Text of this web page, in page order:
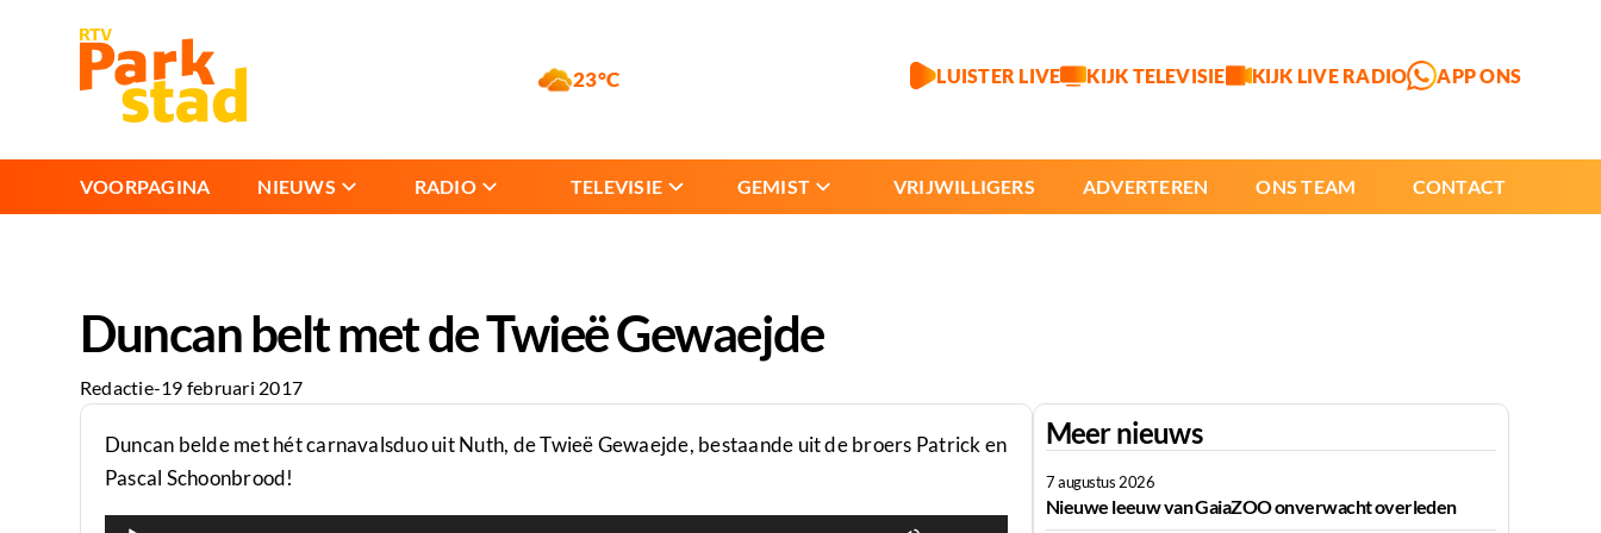
23°C LUISTER LIVE KIJK TELEVISIE KIJK LIVE RADIO APP ONS
VOORPAGINA NIEUWS RADIO TELEVISIE GEMIST VRIJWILLIGERS ADVERTEREN ONS TEAM CONTACT
Duncan belt met de Twieë Gewaejde
Redactie-19 februari 2017
Duncan belde met hét carnavalsduo uit Nuth, de Twieë Gewaejde, bestaande uit de broers Patrick en
Pascal Schoonbrood!
Meer nieuws
7 augustus 2026
Nieuwe leeuw van GaiaZOO onverwacht overleden